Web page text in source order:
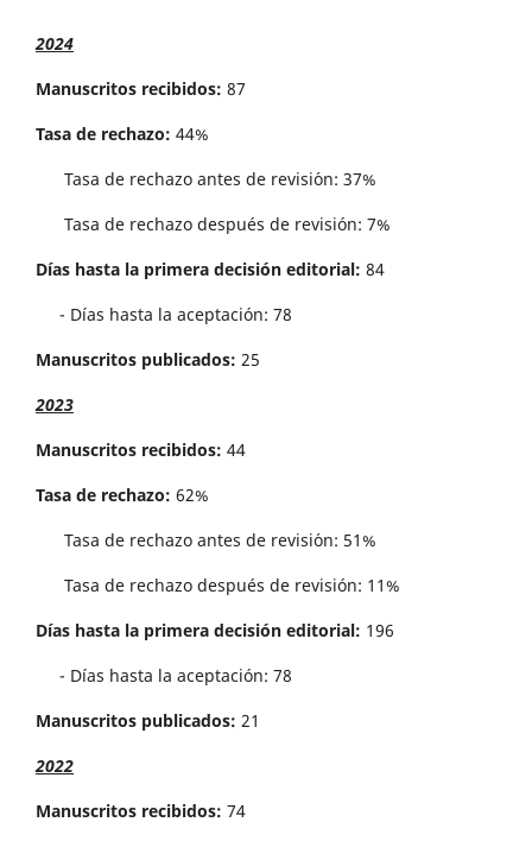
2024
Manuscritos recibidos: 87
Tasa de rechazo: 44%
Tasa de rechazo antes de revisi´on: 37%
Tasa de rechazo después de revisión: 7%
Días hasta la primera decisión editorial: 84
- Días hasta la aceptación: 78
Manuscritos publicados: 25
2023
Manuscritos recibidos: 44
Tasa de rechazo: 62%
Tasa de rechazo antes de revisi´on: 51%
Tasa de rechazo después de revisión: 11%
Días hasta la primera decisión editorial: 196
- Días hasta la aceptación: 78
Manuscritos publicados: 21
2022
Manuscritos recibidos: 74